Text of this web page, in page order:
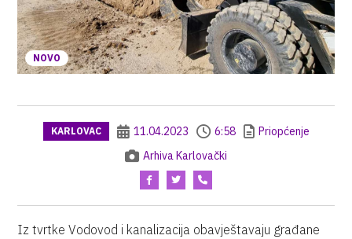
NOVO
KARLOVAC 11.04.2023 6:58
Priopćenje
Arhiva Karlovački
Iz tvrtke Vodovod i kanalizacija obavještavaju građane